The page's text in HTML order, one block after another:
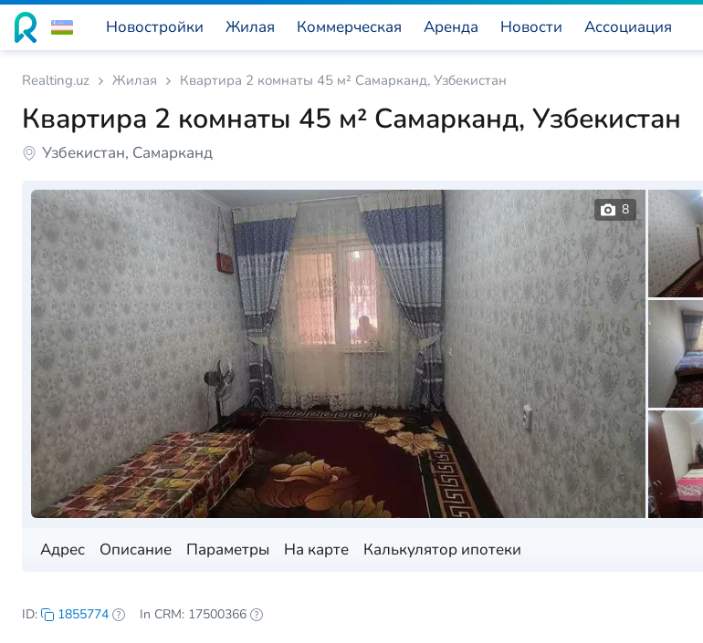
Новостройки Жилая Коммерческая Аренда Новости Ассоциация
Realting.uz Жилая Квартира 2 комнаты 45 м² Самарканд, Узбекистан
Квартира 2 комнаты 45 м² Самарканд, Узбекистан
Узбекистан, Самарканд
Адрес Описание Параметры На карте Калькулятор ипотеки
8
ID: 1855774 In CRM: 17500366